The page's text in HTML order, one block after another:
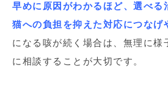
早めに原因がわかるほど、選べる
猫への負担を抑えた対応につなげ
になる咳が続く場合は、無理に様
に相談することが大切です。